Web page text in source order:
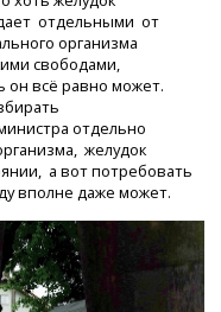
отдельными от
организма
свободами,
он всё равно может.
отдельно
желудок
а вот потребовать
вполне даже может.